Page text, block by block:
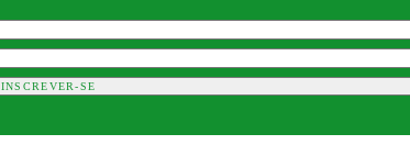
INSCREVER-SE